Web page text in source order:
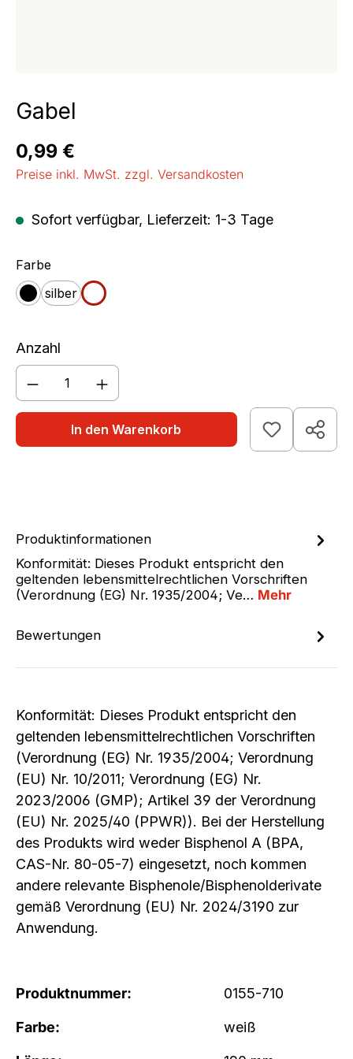
Gabel
Regulärer Preis:
0,99 €
Preise inkl. MwSt. zzgl. Versandkosten
Sofort verfügbar, Lieferzeit: 1-3 Tage
Farbeauswählen
schwarz
silber
weiß
Anzahl
Produkt Anzahl: Gib den
In den Warenkorb
Produktinformationen
Konformität: Dieses Produkt entspricht den
geltenden lebensmittelrechtlichen Vorschriften
(Verordnung (EG) Nr. 1935/2004; Ve… Mehr
Bewertungen
Konformität: Dieses Produkt entspricht den
geltenden lebensmittelrechtlichen Vorschriften
(Verordnung (EG) Nr. 1935/2004; Verordnung
(EU) Nr. 10/2011; Verordnung (EG) Nr.
2023/2006 (GMP); Artikel 39 der Verordnung
(EU) Nr. 2025/40 (PPWR)). Bei der Herstellung
des Produkts wird weder Bisphenol A (BPA,
CAS-Nr. 80-05-7) eingesetzt, noch kommen
andere relevante Bisphenole/Bisphenolderivate
gemäß Verordnung (EU) Nr. 2024/3190 zur
Anwendung.
Produktnummer: 0155-710
Farbe: weiß